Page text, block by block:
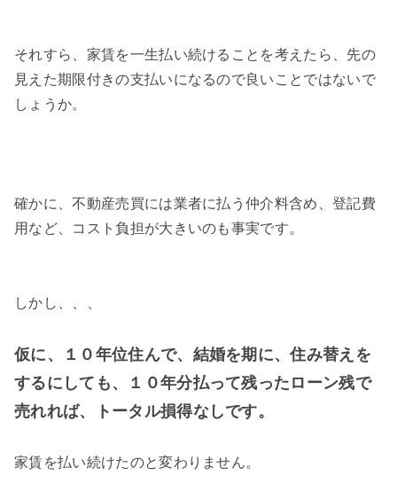
それすら、家賃を一生払い続けることを考えたら、先の
見えた期限付きの支払いになるので良いことではないで
しょうか。
確かに、不動産売買には業者に払う仲介料含め、登記費
用など、コスト負担が大きいのも事実です。
しかし、、、
仮に、１０年位住んで、結婚を期に、住み替えを
するにしても、１０年分払って残ったローン残で
売れれば、トータル損得なしです。
家賃を払い続けたのと変わりません。